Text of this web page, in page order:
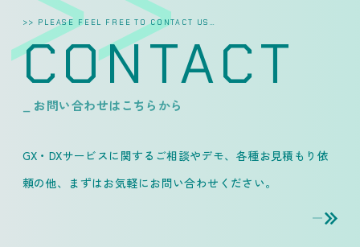
>> PLEASE FEEL FREE TO CONTACT US…
CONTACT
_ お問い合わせはこちらから
GX・DXサービスに関するご相談やデモ、各種お見積もり依
頼の他、
まずはお気軽にお問い合わせください。